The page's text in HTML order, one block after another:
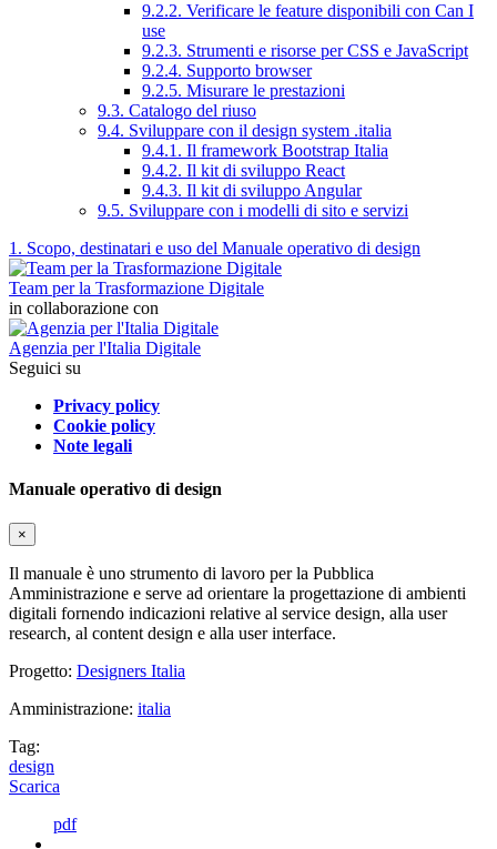
9.2.2. Verificare le feature disponibili con Can I
use
9.2.3. Strumenti e risorse per CSS e JavaScript
9.2.4. Supporto browser
9.2.5. Misurare le prestazioni
9.3. Catalogo del riuso
9.4. Sviluppare con il design system .italia
9.4.1. Il framework Bootstrap Italia
9.4.2. Il kit di sviluppo React
9.4.3. Il kit di sviluppo Angular
9.5. Sviluppare con i modelli di sito e servizi
1. Scopo, destinatari e uso del Manuale operativo di design
Team per la Trasformazione Digitale
in collaborazione con
Agenzia per l'Italia Digitale
Seguici su
Privacy policy
Cookie policy
Note legali
Manuale operativo di design
×
Il manuale è uno strumento di lavoro per la Pubblica
Amministrazione e serve ad orientare la progettazione di ambienti
digitali fornendo indicazioni relative al service design, alla user
research, al content design e alla user interface.
Progetto: Designers Italia
Amministrazione: italia
Tag:
design
Scarica
pdf